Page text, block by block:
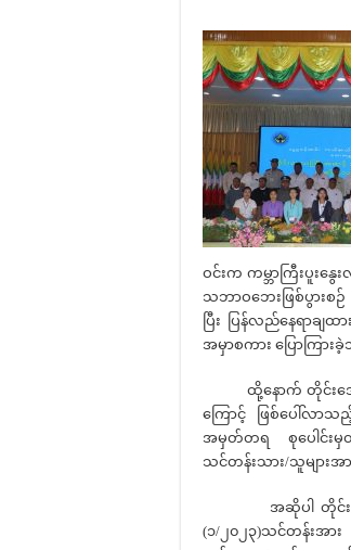
ဝင်းက ကမ္ဘာကြီးပူးနွ
သဘာဝဘေးဖြစ်ပွားစ
ပြီး ပြန်လည်နေရာချ
အမှာစကား ပြောကြား
ထို့နောက် တိုင်းဒေသက
ကြောင့် ဖြစ်ပေါ်လာ
အမှတ်တရ စုပေါင်း
သင်တန်းသား/သူများအ
အဆိုပါ တိုင်းဒေသက
(၁/၂၀၂၃)သင်တန်းအား